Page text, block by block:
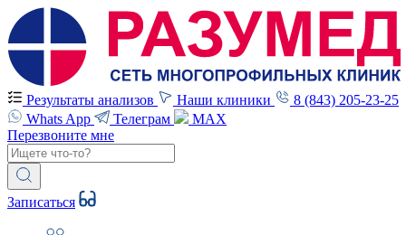
Результаты анализов Наши клиники
8 (843) 205-23-25
Whats App
Телеграм
MAX
Перезвоните мне
Записаться